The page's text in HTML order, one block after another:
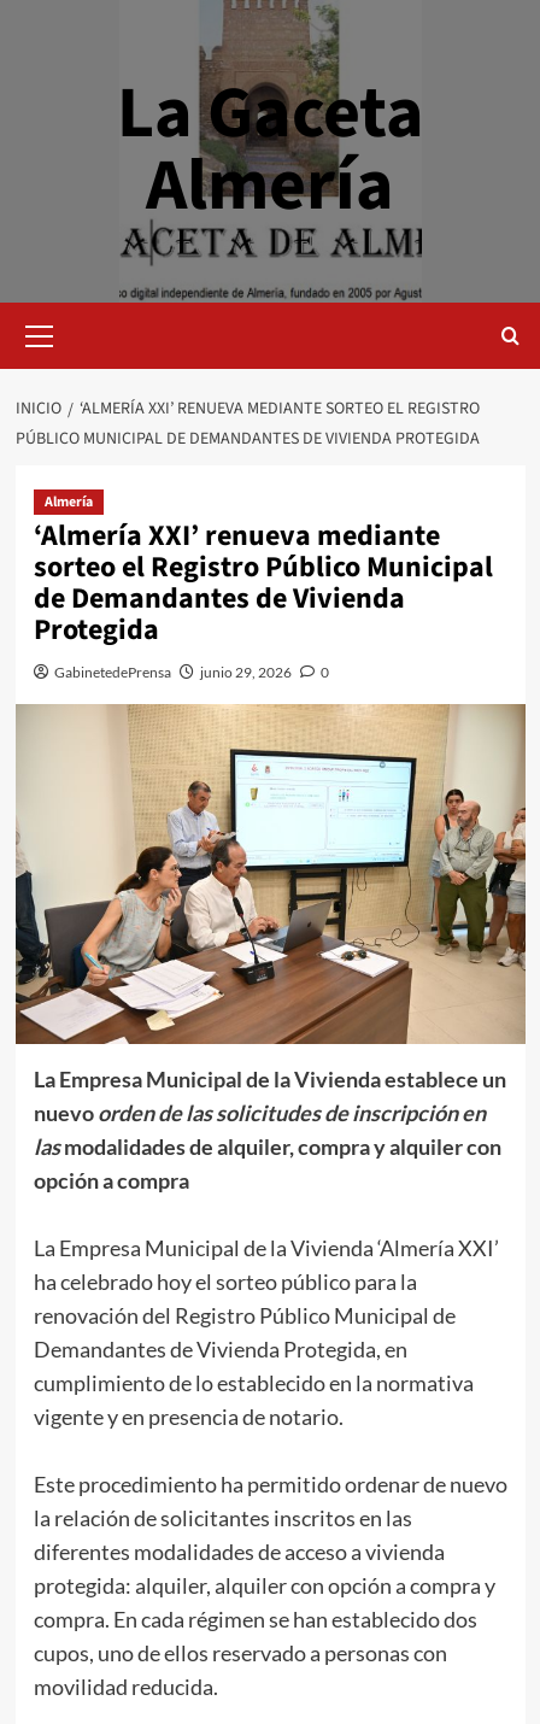
La Gaceta
Almería
primario
INICIO
‘ALMERÍA XXI’ RENUEVA MEDIANTE SORTEO EL REGISTRO
PÚBLICO MUNICIPAL DE DEMANDANTES DE VIVIENDA PROTEGIDA
Almería
‘Almería XXI’ renueva mediante
sorteo el Registro Público Municipal
de Demandantes de Vivienda
Protegida
GabinetedePrensa junio 29, 2026 0
La Empresa Municipal de la Vivienda establece un
nuevoorden de las solicitudes de inscripción en
lasmodalidades de alquiler, compra y alquiler con
opción a compra
La Empresa Municipal de la Vivienda ‘Almería XXI’
ha celebrado hoy el sorteo público para la
renovación del Registro Público Municipal de
Demandantes de Vivienda Protegida, en
cumplimiento de lo establecido en la normativa
vigente y en presencia de notario.
Este procedimiento ha permitido ordenar de nuevo
la relación de solicitantes inscritos en las
diferentes modalidades de acceso a vivienda
protegida: alquiler, alquiler con opción a compra y
compra. En cada régimen se han establecido dos
cupos, uno de ellos reservado a personas con
movilidad reducida.